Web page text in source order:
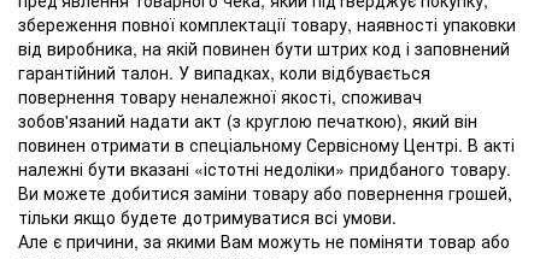
збереження повної комплектації товару, наявності упаковки
від виробника, на якій повинен бути штрих код і заповнений
гарантійний талон. У випадках, коли відбувається
повернення товару неналежної якості, споживач
зобов'язаний надати акт (з круглою печаткою), який він
повинен отримати в спеціальному Сервісному Центрі. В акті
належні бути вказані «істотні недоліки» придбаного товару.
Ви можете добитися заміни товару або повернення грошей,
тільки якщо будете дотримуватися всі умови.
Але є причини, за якими Вам можуть не поміняти товар або